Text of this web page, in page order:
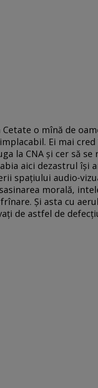
o mînă de
Ei mai
la CNA şi cer să
aici dezastrul îşi
spaţiului audio-
morală,
Şi asta cu
de astfel de